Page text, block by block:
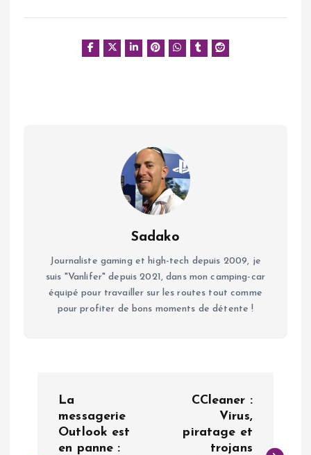
Sadako
Journaliste gaming et high-tech depuis 2009, je
suis "Vanlifer" depuis 2021, dans mon camping-car
équipé pour travailler sur les routes tout comme
pour profiter de bons moments de détente !
La
messagerie
Outlook est
en panne :
CCleaner :
Virus,
piratage et
trojans